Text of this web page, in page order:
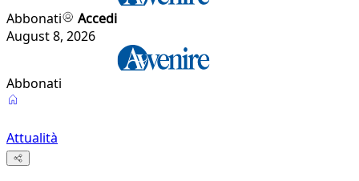
Abbonati
Accedi
August 8, 2026
Abbonati
Attualità